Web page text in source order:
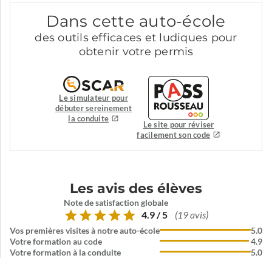
Dans cette auto-école
des outils efficaces et ludiques pour
obtenir votre permis
Le simulateur pour
débuter sereinement
la conduite
Le site pour réviser
facilement son code
Les avis des élèves
Note de satisfaction globale
4.9 / 5 (19 avis)
Vos premières visites à notre auto-école
Votre formation au code
Votre formation à la conduite
5.0
4.9
5.0